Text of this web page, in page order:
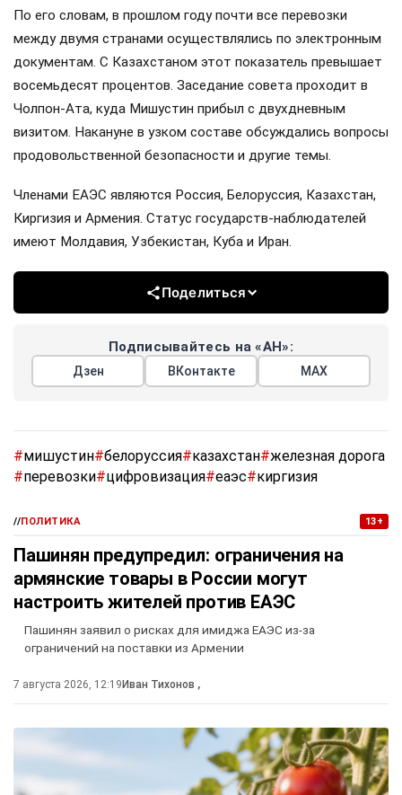
По его словам, в прошлом году почти все перевозки
между двумя странами осуществлялись по электронным
документам. С Казахстаном этот показатель превышает
восемьдесят процентов. Заседание совета проходит в
Чолпон-Ата, куда Мишустин прибыл с двухдневным
визитом. Накануне в узком составе обсуждались вопросы
продовольственной безопасности и другие темы.
Членами ЕАЭС являются Россия, Белоруссия, Казахстан,
Киргизия и Армения. Статус государств-наблюдателей
имеют Молдавия, Узбекистан, Куба и Иран.
Поделиться
Подписывайтесь на «АН»:
Дзен ВКонтакте МАХ
#мишустин#белоруссия#казахстан#железная дорога
#перевозки#цифровизация#еаэс#киргизия
//ПОЛИТИКА 13+
Пашинян предупредил: ограничения на
армянские товары в России могут
настроить жителей против ЕАЭС
Пашинян заявил о рисках для имиджа ЕАЭС из-за
ограничений на поставки из Армении
7 августа 2026, 12:19 Иван Тихонов ,